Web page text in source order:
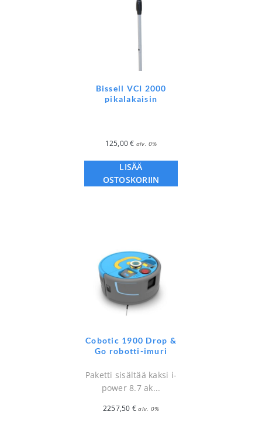
Bissell VCI 2000
pikalakaisin
125,00€ alv. 0%
LISÄÄ
OSTOSKORIIN
Cobotic 1900 Drop &
Go robotti-imuri
Paketti sisältää kaksi i-
power 8.7 ak...
2257,50 € alv. 0%